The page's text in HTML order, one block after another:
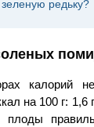
зеленую редьку?
калорий
на 100 г: 1,6